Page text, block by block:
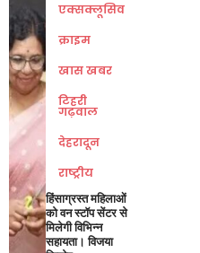
एक्सक्लूसिव
क्राइम
खास खबर
टिहरी
गढ़वाल
देहरादून
राष्ट्रीय
हिंसाग्रस्त महिलाओं
को वन स्टॉप सेंटर से
मिलेगी विभिन्न
सहायता। विजया